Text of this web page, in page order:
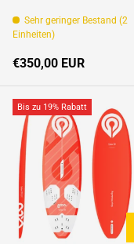
Sehr geringer Bestand (2
Einheiten)
Normaler Preis
€350,00 EUR
Bis zu 19% Rabatt